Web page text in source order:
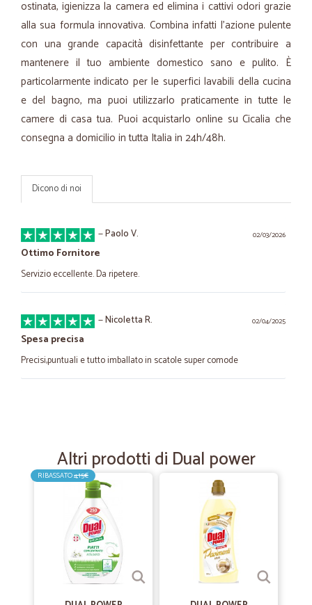
ostinata, igienizza la camera ed elimina i cattivi odori grazie
alla sua formula innovativa. Combina infatti l'azione pulente
con una grande capacità disinfettante per contribuire a
mantenere il tuo ambiente domestico sano e pulito. È
particolarmente indicato per le superfici lavabili della cucina
e del bagno, ma puoi utilizzarlo praticamente in tutte le
camere di casa tua. Puoi acquistarlo online su Cicalia che
consegna a domicilio in tutta Italia in 24h/48h.
Dicono di noi
02/03/2026
—Paolo V.
Ottimo Fornitore
Servizio eccellente. Da ripetere.
02/04/2025
—Nicoletta R.
Spesa precisa
Precisi,puntuali e tutto imballato in scatole super comode
facilmente in vendita
—Franco D.
Soddisfatto del servizio
La merce consegnata è conforme a quanto richiesto, la tempistica
rispettata, tutto rispondente alle aspettative. Potremmo dire normale
a quanto indicato dal sito.
Altri prodotti di Dual power
RIBASSATO4,15€